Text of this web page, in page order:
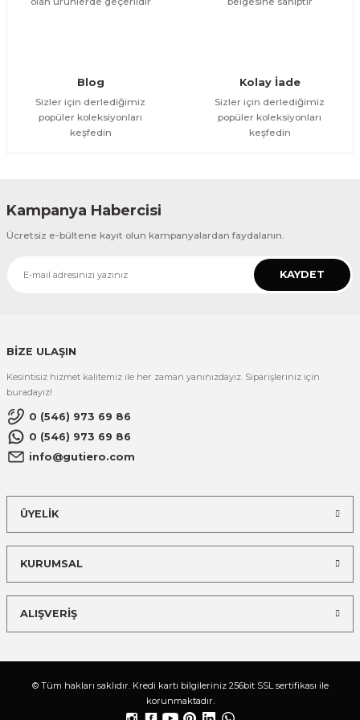
Blog
Sizler için derlediğimiz
popüler koleksiyonları
keşfedin
Kolay İade
Sizler için derlediğimiz
popüler koleksiyonları
keşfedin
Kampanya Habercisi
Ücretsiz e-bültene kayıt olun kampanyalardan faydalanın.
KAYDET
BİZE ULAŞIN
Kesintisiz hizmet kalitemiz ile her zaman yanınızdayız. Siparişleriniz için
buradayız!
0 (546) 973 69 86
0 (546) 973 69 86
info@gutiero.com
ÜYELİK
KURUMSAL
ALIŞVERİŞ
© Tüm hakları saklıdır. Kredi kartı bilgileriniz 256bit SSL sertifikası ile
korunmaktadır.